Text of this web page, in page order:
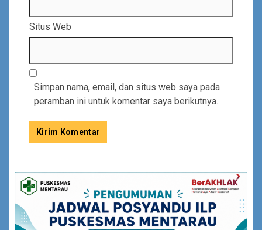
Situs Web
Simpan nama, email, dan situs web saya pada
peramban ini untuk komentar saya berikutnya.